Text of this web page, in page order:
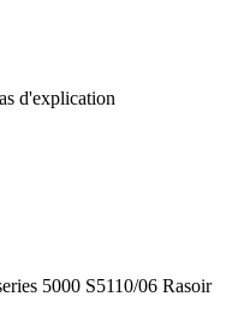
d'explication
5000 S5110/06 Rasoir